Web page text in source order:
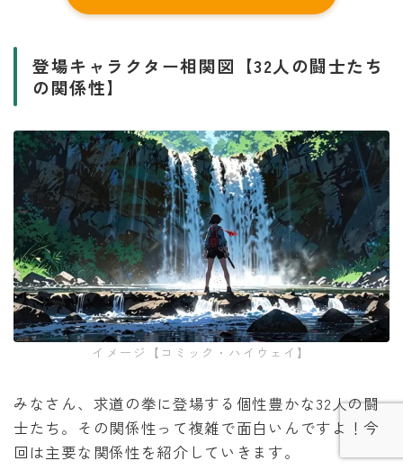
Follow Me
登場キャラクター相関図【32人の闘士たち
の関係性】
イメージ【コミック・ハイウェイ】
みなさん、求道の拳に登場する個性豊かな32人の闘
士たち。その関係性って複雑で面白いんですよ！今
回は主要な関係性を紹介していきます。